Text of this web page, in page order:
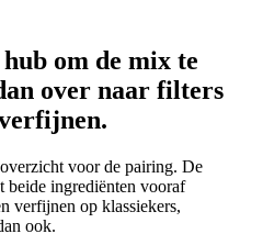
om de mix te
over naar filters
voor de pairing. De
beide ingrediënten vooraf
verfijnen op klassiekers,
ook.